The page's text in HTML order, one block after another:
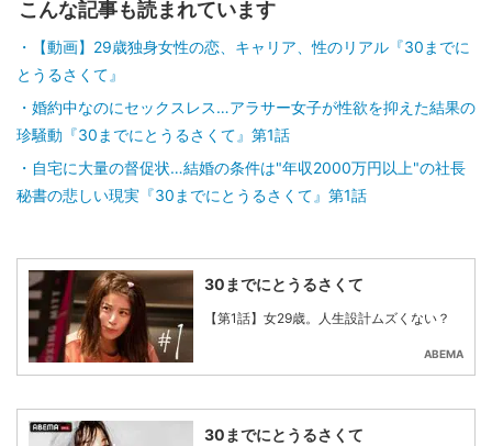
こんな記事も読まれています
【動画】29歳独身女性の恋、キャリア、性のリアル『30までに
とうるさくて』
婚約中なのにセックスレス…アラサー女子が性欲を抑えた結果の
珍騒動『30までにとうるさくて』第1話
自宅に大量の督促状…結婚の条件は"年収2000万円以上"の社長
秘書の悲しい現実『30までにとうるさくて』第1話
30までにとうるさくて
【第1話】女29歳。人生設計ムズくない？
ABEMA
30までにとうるさくて